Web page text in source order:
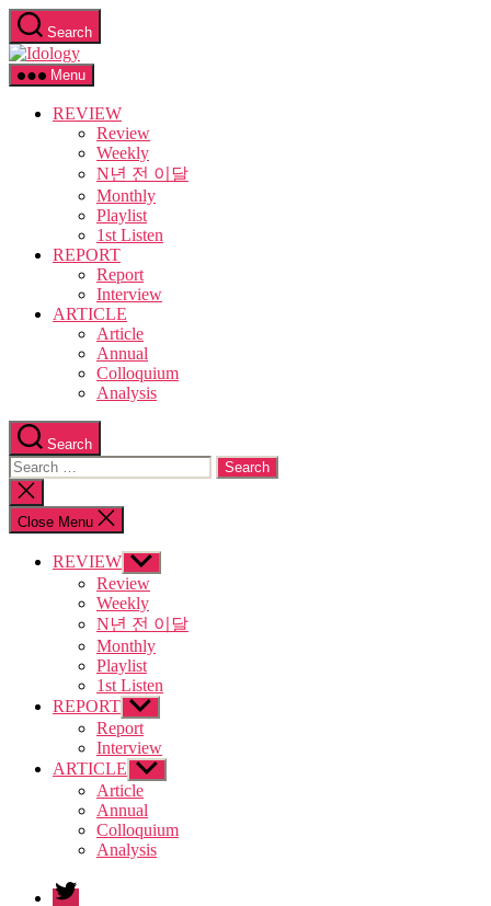
Skip
to
the
content
Search
Idology
Menu
REVIEW
Review
Weekly
N년 전 이달
Monthly
Playlist
1st Listen
REPORT
Report
Interview
ARTICLE
Article
Annual
Colloquium
Analysis
Search
Search
for:
Close
search
Close Menu
REVIEW Show
sub
menu
Review
Weekly
N년 전 이달
Monthly
Playlist
1st Listen
REPORT Show
sub
menu
Report
Interview
ARTICLE Show
sub
menu
Article
Annual
Colloquium
Analysis
twitter